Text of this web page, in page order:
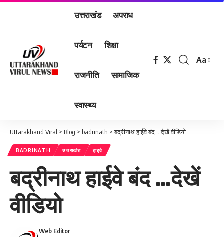
उत्तराखंड अपराध
पर्यटन शिक्षा
राजनीति सामाजिक
स्वास्थ्य
Font
Aa
Uttarakhand Viral > Blog > badrinath >बद्रीनाथ हाईवे बंद …देखें वीडियो
BADRINATH उत्तराखंड हाइवे
बद्रीनाथ हाईवे बंद …देखें
वीडियो
Web Editor